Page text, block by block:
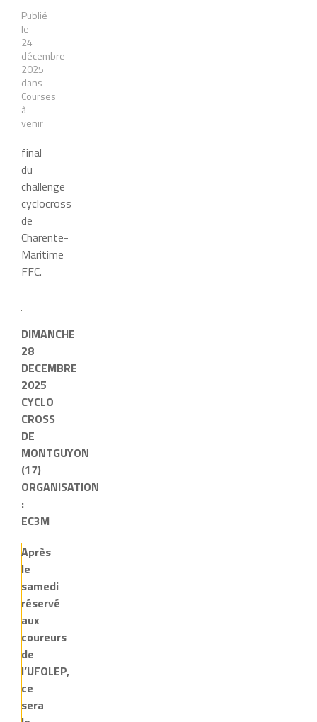
Publié
le
24
décembre
2025
dans
Courses
à
venir
final
du
challenge
cyclocross
de
Charente-
Maritime
FFC.
DIMANCHE
28
DECEMBRE
2025
CYCLO
CROSS
DE
MONTGUYON
(17)
ORGANISATION
:
EC3M
Après
le
samedi
réservé
aux
coureurs
de
l’UFOLEP,
ce
sera